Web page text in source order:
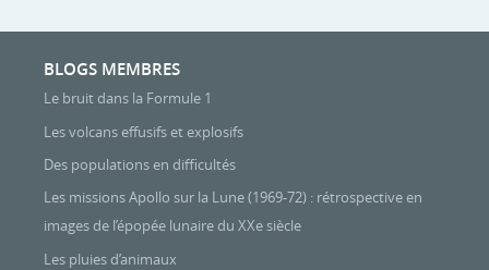
BLOGS MEMBRES
Le bruit dans la Formule 1
Les volcans effusifs et explosifs
Des populations en difficultés
Les missions Apollo sur la Lune (1969-72) : rétrospective en
images de l’épopée lunaire du XXe siècle
Les pluies d’animaux